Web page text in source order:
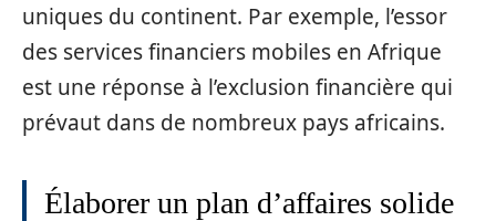
uniques du continent. Par exemple, l’essor
des services financiers mobiles en Afrique
est une réponse à l’exclusion financière qui
prévaut dans de nombreux pays africains.
Élaborer un plan d’affaires solide